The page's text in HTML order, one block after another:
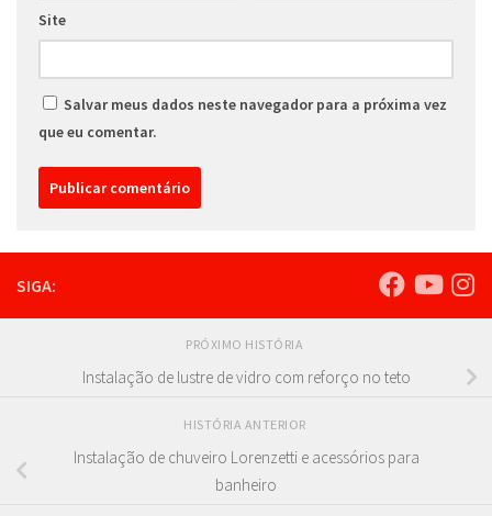
Site
Salvar meus dados neste navegador para a próxima vez
que eu comentar.
SIGA:
PRÓXIMO HISTÓRIA
Instalação de lustre de vidro com reforço no teto
HISTÓRIA ANTERIOR
Instalação de chuveiro Lorenzetti e acessórios para
banheiro